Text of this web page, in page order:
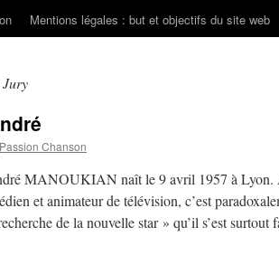
Mentions légales : but et objectifs du site web
Jury
Passion Chanson
MANOUKIAN naît le 9 avril 1957 à Lyon.
et animateur de télévision, c’est
de la nouvelle star » qu’il s’est